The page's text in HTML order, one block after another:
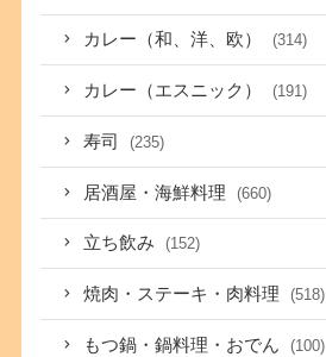
カレー（和、洋、欧） (314)
カレー（エスニック） (191)
寿司 (235)
居酒屋・海鮮料理 (660)
立ち飲み (152)
焼肉・ステーキ・肉料理 (518)
もつ鍋・鍋料理・おでん (100)